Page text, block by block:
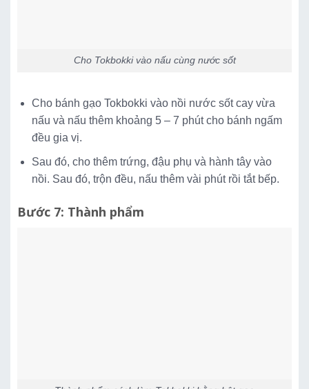
Cho Tokbokki vào nấu cùng nước sốt
Cho bánh gạo Tokbokki vào nồi nước sốt cay vừa
nấu và nấu thêm khoảng 5 – 7 phút cho bánh ngấm
đều gia vị.
Sau đó, cho thêm trứng, đậu phụ và hành tây vào
nồi. Sau đó, trộn đều, nấu thêm vài phút rồi tắt bếp.
Bước 7: Thành phẩm